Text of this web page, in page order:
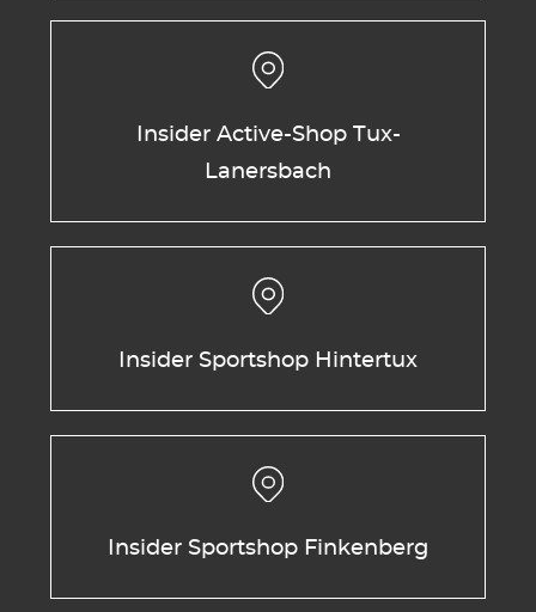
Insider Active-Shop Tux-
Lanersbach
Insider Sportshop Hintertux
Insider Sportshop Finkenberg